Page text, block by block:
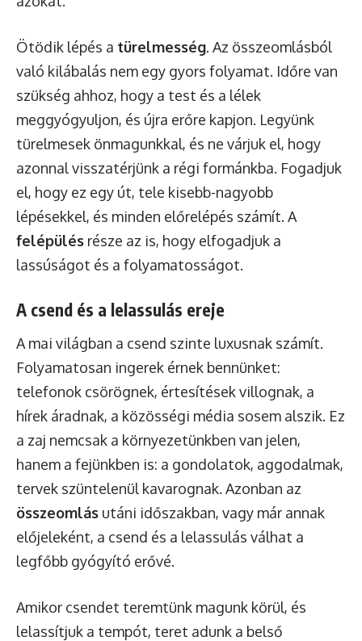
Ötödik lépés a türelmesség. Az összeomlásból
való kilábalás nem egy gyors folyamat. Időre van
szükség ahhoz, hogy a test és a lélek
meggyógyuljon, és újra erőre kapjon. Legyünk
türelmesek önmagunkkal, és ne várjuk el, hogy
azonnal visszatérjünk a régi formánkba. Fogadjuk
el, hogy ez egy út, tele kisebb-nagyobb
lépésekkel, és minden előrelépés számít. A
felépülés része az is, hogy elfogadjuk a
lassúságot és a folyamatosságot.
A csend és a lelassulás ereje
A mai világban a csend szinte luxusnak számít.
Folyamatosan ingerek érnek bennünket:
telefonok csörögnek, értesítések villognak, a
hírek áradnak, a közösségi média sosem alszik. Ez
a zaj nemcsak a környezetünkben van jelen,
hanem a fejünkben is: a gondolatok, aggodalmak,
tervek szüntelenül kavarognak. Azonban az
összeomlás utáni időszakban, vagy már annak
előjeleként, a csend és a lelassulás válhat a
legfőbb gyógyító erővé.
Amikor csendet teremtünk magunk körül, és
lelassítjuk a tempót, teret adunk a belső